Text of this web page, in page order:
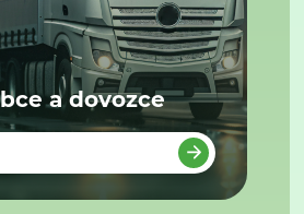
a dovozce